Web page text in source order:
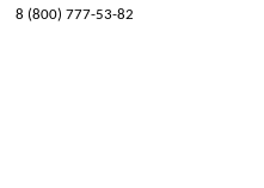
8 (800) 777-53-82